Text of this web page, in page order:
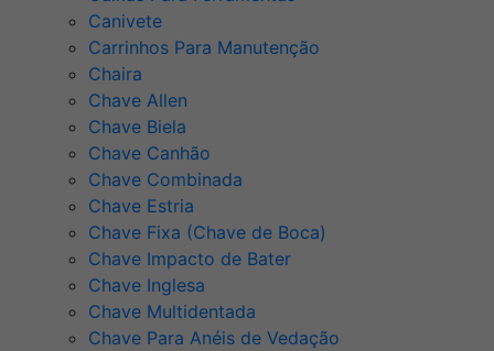
Canivete
Carrinhos Para Manutenção
Chaira
Chave Allen
Chave Biela
Chave Canhão
Chave Combinada
Chave Estria
Chave Fixa (Chave de Boca)
Chave Impacto de Bater
Chave Inglesa
Chave Multidentada
Chave Para Anéis de Vedação